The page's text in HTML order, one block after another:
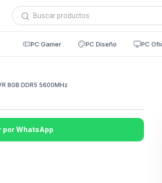
Búsqueda
de
productos
PC Gamer PC Diseño PC
8GB DDR5 5600MHz
por WhatsApp